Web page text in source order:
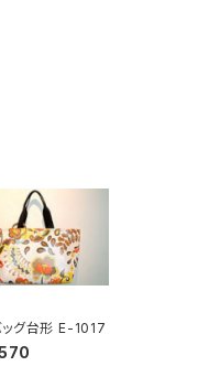
ッグ台形 E-1017